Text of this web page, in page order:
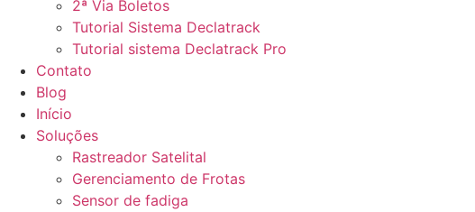
2ª Via Boletos
Tutorial Sistema Declatrack
Tutorial sistema Declatrack Pro
Contato
Blog
Início
Soluções
Rastreador Satelital
Gerenciamento de Frotas
Sensor de fadiga